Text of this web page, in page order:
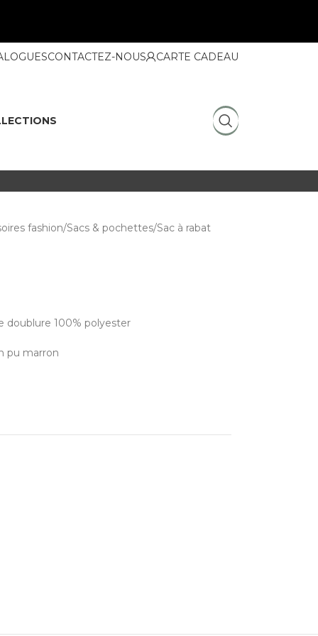
CONTACTEZ-NOUS CARTE CADEAU
fashion Sacs & pochettes Sac à rabat
100% polyester
pu marron